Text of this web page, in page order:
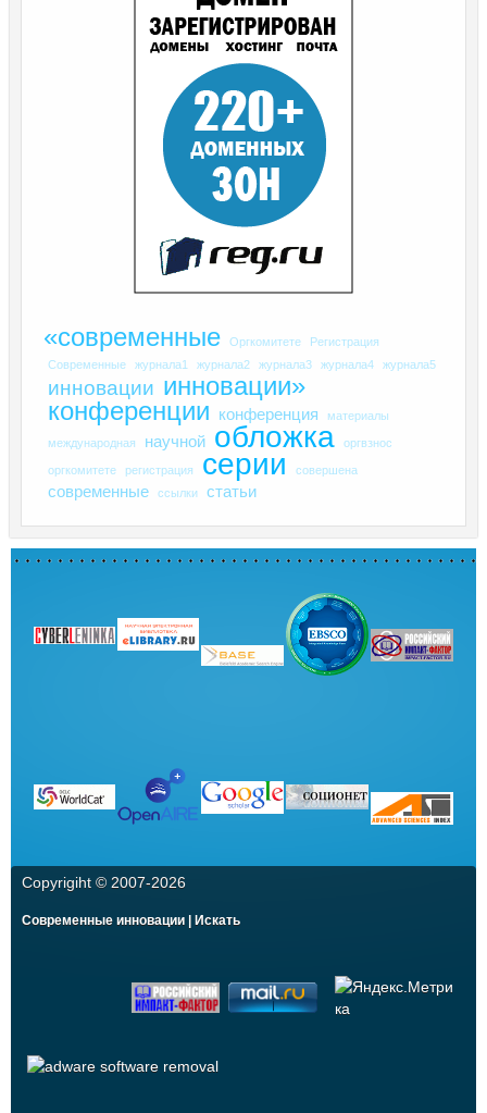
«современные Оргкомитете
Регистрация
Современные
журнала1 журнала2 журнала3 журнала4 журнала5
инновации инновации»
конференции
конференция материалы
международная научной обложка оргвзнос
оргкомитете регистрация серии совершена
современные ссылки статьи
Copyrigiht © 2007-2026
Современные инновации | Искать